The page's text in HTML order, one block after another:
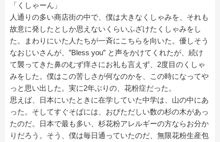
「くしゃーん」
人通りの多い商店街の中で、僕は大きなくしゃみを、それも
故意に発したとしか思えないくらいふざけたくしゃみをし
た。まわりにいた人たちが一斉にこちらを向いた。優しそう
なおじいさんが、”Bless you” と声をかけてくれたが、続け
て襲ってきた鼻のむず痒さにお礼も言えず、2度目のくしゃ
みをした。僕はこの苦しさが何なのかを、この時になってや
っと思い出した。実に2年ぶりの、花粉症だった。
思えば、日本にいたときに在学していた中学は、山の中にあ
った。そしてすぐそばには、おびただしい数の杉の木があっ
たのだ。日本で最も多い、杉花粉アレルギーの方ならお分か
りだろう。そう、僕は毎日通っていたのだ、無限花粉生産包